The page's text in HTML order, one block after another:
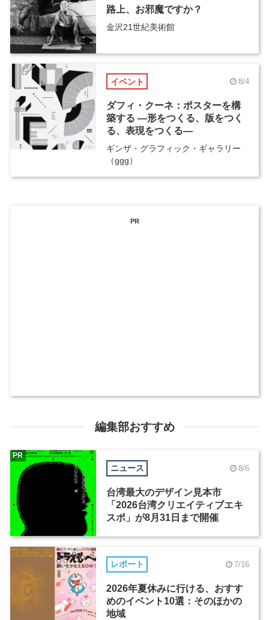
路上、お邪魔ですか？
金沢21世紀美術館
イベント 8/4
ダフィ・クーネ：ポスターを構
築する ―形をつくる、版をつく
る、表現をつくる―
ギンザ・グラフィック・ギャラリー
（ggg）
PR
編集部おすすめ
ニュース 8/6
台湾最大のデザイン見本市
「2026台湾クリエイティブエキ
スポ」が8月31日まで開催
PR
レポート 7/16
2026年夏休みに行ける、おすす
めのイベント10選：そのほかの
地域